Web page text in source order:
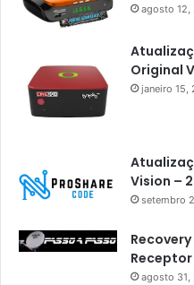
agosto 12,
Original
janeiro 15,
Vision –
setembro
agosto 31,